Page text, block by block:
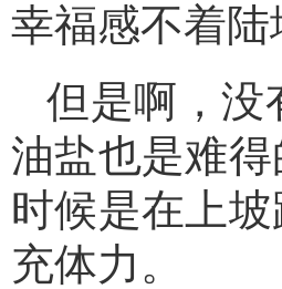
幸福感不着
但是啊，没
油盐也是难
时候是在上
充体力。